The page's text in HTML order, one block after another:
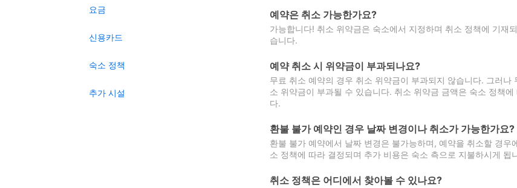
요금
신용카드
숙소 정책
추가 시설
예약은 취소 가능한가요?
가능합니다! 취소 위약금은 숙소에서 지정하며 취소 정책에 기재
습니다.
예약 취소 시 위약금이 부과되나요?
무료 취소 예약의 경우 취소 위약금이 부과되지 않습니다. 그러
소 위약금이 부과될 수 있습니다. 취소 위약금 금액은 숙소 정책
다.
환불 불가 예약인 경우 날짜 변경이나 취소가 가능한가요?
환불 불가 예약에서 날짜 변경은 불가능하며, 예약을 취소할 경
소 정책에 따라 결정되며 추가 비용은 숙소 측으로 지불하시게 됩
취소 정책은 어디에서 찾아볼 수 있나요?